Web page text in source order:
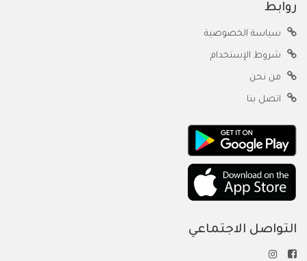
روابط
سياسة الخصوصية
شروط الإستخدام
من نحن
اتصل بنا
التواصل الاجتماعي